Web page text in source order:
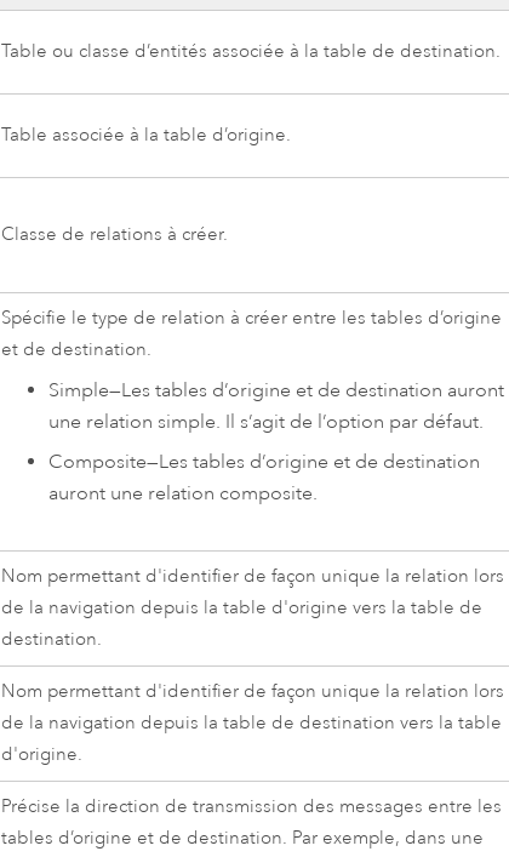
Table ou classe d’entités associée à la table de destination.
Table associée à la table d’origine.
Classe de relations à créer.
Spécifie le type de relation à créer entre les tables d’origine
et de destination.
Simple—Les tables d’origine et de destination auront
une relation simple. Il s’agit de l’option par défaut.
Composite—Les tables d’origine et de destination
auront une relation composite.
Nom permettant d'identifier de façon unique la relation lors
de la navigation depuis la table d'origine vers la table de
destination.
Nom permettant d'identifier de façon unique la relation lors
de la navigation depuis la table de destination vers la table
d'origine.
Précise la direction de transmission des messages entre les
tables d’origine et de destination. Par exemple, dans une